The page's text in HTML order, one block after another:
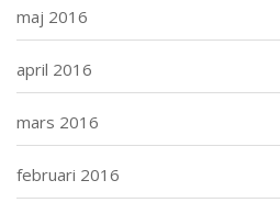
maj 2016
april 2016
mars 2016
februari 2016